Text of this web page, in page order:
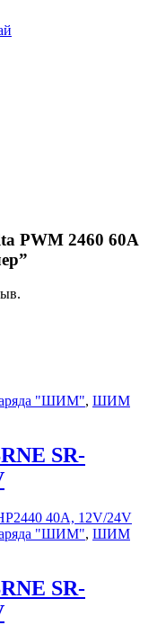
PWM 2460 60А
"ШИМ", ШИМ
SR-
"ШИМ", ШИМ
SR-